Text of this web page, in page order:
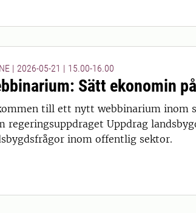
2026-21-05 14:00
| 2026-05-21 | 15.00-16.00
Sätt ekonomin
till ett nytt webbinarium inom
regeringsuppdraget Uppdrag
inom offentlig sektor.